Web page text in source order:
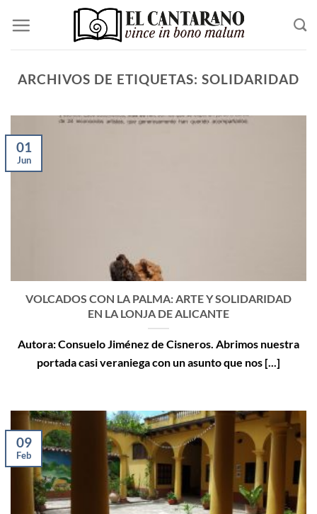
contenido
ARCHIVOS DE ETIQUETAS:SOLIDARIDAD
VOLCADOS CON LA PALMA: ARTE Y SOLIDARIDAD
EN LA LONJA DE ALICANTE
Autora: Consuelo Jiménez de Cisneros. Abrimos nuestra
portada casi veraniega con un asunto que nos [...]
01
Jun
09
Feb